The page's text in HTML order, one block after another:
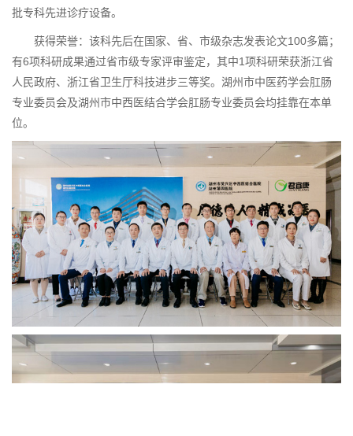
批专科先进诊疗设备。
获得荣誉：该科先后在国家、省、市级杂志发表论文100多篇；
有6项科研成果通过省市级专家评审鉴定，其中1项科研荣获浙江省
人民政府、浙江省卫生厅科技进步三等奖。湖州市中医药学会肛肠
专业委员会及湖州市中西医结合学会肛肠专业委员会均挂靠在本单
位。